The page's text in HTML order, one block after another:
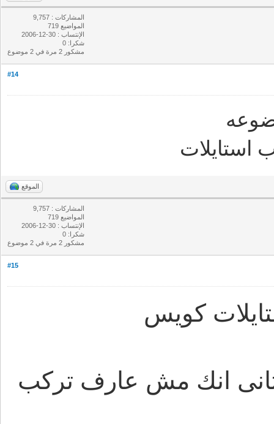
المشاركات : 9,757
المواضيع 719
الإنتساب : 30-12-2006
شكرا: 0
مشكور 2 مرة في 2 موضوع
#14
الموقع
المشاركات : 9,757
المواضيع 719
الإنتساب : 30-12-2006
شكرا: 0
مشكور 2 مرة في 2 موضوع
#15
كويس
انك مش عارف تركب